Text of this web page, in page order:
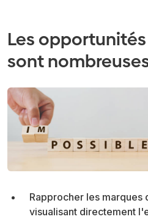
Les
sont
Rapprocher les marques
visualisant directement